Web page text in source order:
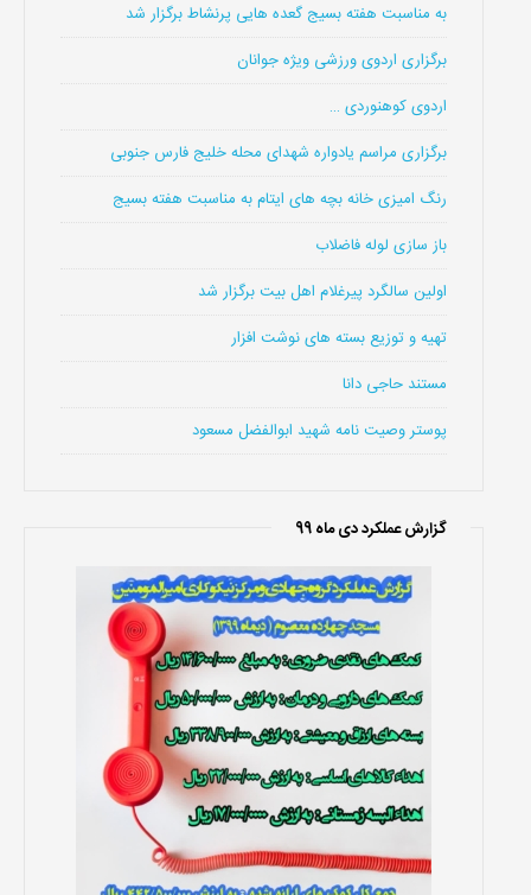
به مناسبت هفته بسیج گعده هایی پرنشاط برگزار شد
برگزاری اردوی ورزشی ویژه جوانان
اردوی کوهنوردی …
برگزاری مراسم یادواره شهدای محله خلیج فارس جنوبی
رنگ امیزی خانه بچه های ایتام به مناسبت هفته بسیج
باز سازی لوله فاضلاب
اولین سالگرد پیرغلام اهل بیت برگزار شد
تهیه و توزیع بسته های نوشت افزار
مستند حاجی دانا
پوستر وصیت نامه شهید ابوالفضل مسعود
گزارش عملکرد دی ماه 99